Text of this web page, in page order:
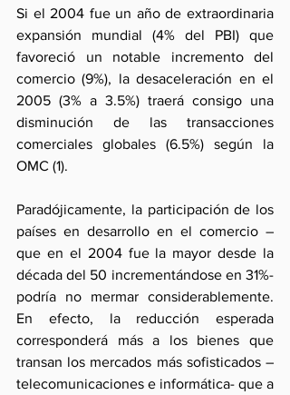
Si el 2004 fue un año de extraordinaria
expansión mundial (4% del PBI) que
favoreció un notable incremento del
comercio (9%), la desaceleración en el
2005 (3% a 3.5%) traerá consigo una
disminución de las transacciones
comerciales globales (6.5%) según la
OMC (1).
Paradójicamente, la participación de los
países en desarrollo en el comercio –
que en el 2004 fue la mayor desde la
década del 50 incrementándose en 31%-
podría no mermar considerablemente.
En efecto, la reducción esperada
corresponderá más a los bienes que
transan los mercados más sofisticados –
telecomunicaciones e informática- que a